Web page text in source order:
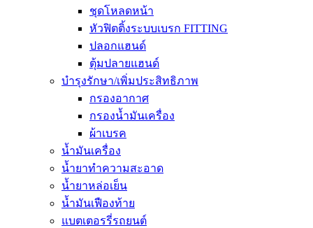
ชุดโหลดหน้า
หัวฟิตติ้งระบบเบรก FITTING
ปลอกแฮนด์
ตุ้มปลายแฮนด์
บำรุงรักษา/เพิ่มประสิทธิภาพ
กรองอากาศ
กรองน้ำมันเครื่อง
ผ้าเบรค
น้ำมันเครื่อง
น้ำยาทำความสะอาด
น้ำยาหล่อเย็น
น้ำมันเฟืองท้าย
แบตเตอรรี่รถยนต์